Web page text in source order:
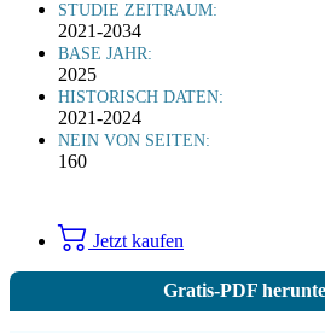
STUDIE ZEITRAUM:
2021-2034
BASE JAHR:
2025
HISTORISCH DATEN:
2021-2024
NEIN VON SEITEN:
160
Jetzt kaufen
Gratis-PDF